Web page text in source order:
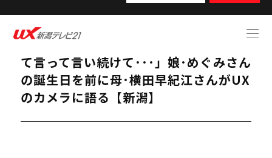
2025.10.02
【特集｜来月で拉致から48年】「言っ
て言って言い続けて･･･」娘･めぐみさん
の誕生日を前に母･横田早紀江さんがUX
のカメラに語る【新潟】